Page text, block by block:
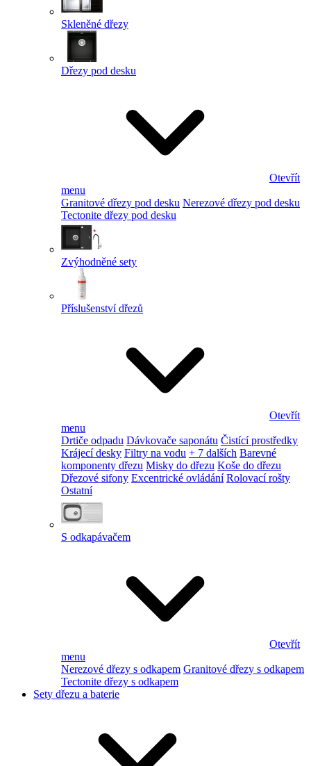
Skleněné dřezy
Dřezy pod desku
Otevřít
menu
Granitové dřezy pod desku Nerezové dřezy pod desku
Tectonite dřezy pod desku
Zvýhodněné sety
Příslušenství dřezů
Otevřít
menu
Drtiče odpadu Dávkovače saponátu Čistící prostředky
Krájecí desky Filtry na vodu + 7 dalších Barevné
komponenty dřezu Misky do dřezu Koše do dřezu
Dřezové sifony Excentrické ovládání Rolovací rošty
Ostatní
S odkapávačem
Otevřít
menu
Nerezové dřezy s odkapem Granitové dřezy s odkapem
Tectonite dřezy s odkapem
Sety dřezu a baterie